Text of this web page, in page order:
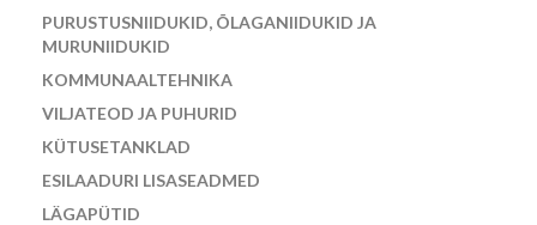
PURUSTUSNIIDUKID, ÕLAGANIIDUKID JA
MURUNIIDUKID
KOMMUNAALTEHNIKA
VILJATEOD JA PUHURID
KÜTUSETANKLAD
ESILAADURI LISASEADMED
LÄGAPÜTID